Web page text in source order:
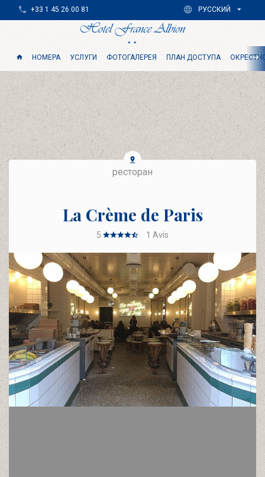
НОМЕРА УСЛУГИ ФОТОГАЛЕРЕЯ ПЛАН ДОСТУПА
+33 1 45 26 00 81 РУССКИЙ
ресторан
La Crème de Paris
5 1 Avis